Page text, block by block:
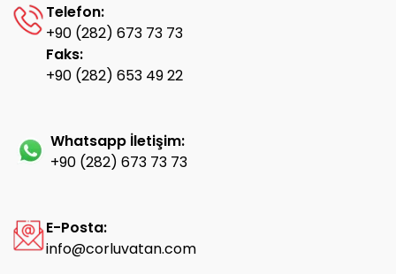
Telefon:
+90 (282) 673 73 73
Faks:
+90 (282) 653 49 22
Whatsapp İletişim:
+90 (282) 673 73 73
E-Posta:
info@corluvatan.com